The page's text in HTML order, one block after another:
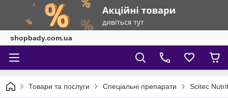
shopbady.com.ua
Товари та послуги Спеціальні препарати Scitec